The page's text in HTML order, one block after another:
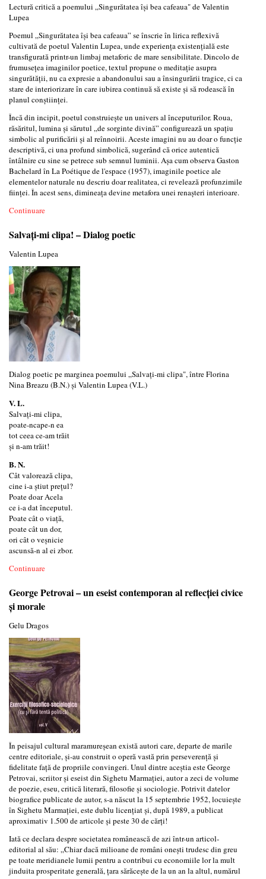
Lectură critică a poemului „Singurătatea își bea cafeaua" de Valentin
Lupea
Poemul „Singurătatea își bea cafeaua” se înscrie în lirica reflexivă
cultivată de poetul Valentin Lupea, unde experiența existențială este
transfigurată printr-un limbaj metaforic de mare sensibilitate. Dincolo de
frumusețea imaginilor poetice, textul propune o meditație asupra
singurătății, nu ca expresie a abandonului sau a însingurării tragice, ci ca
stare de interiorizare în care iubirea continuă să existe și să rodească în
planul conștiinței.
Încă din incipit, poetul construiește un univers al începuturilor. Roua,
răsăritul, lumina și sărutul „de sorginte divină” configurează un spațiu
simbolic al purificării și al reînnoirii. Aceste imagini nu au doar o funcție
descriptivă, ci una profund simbolică, sugerând că orice autentică
întâlnire cu sine se petrece sub semnul luminii. Așa cum observa Gaston
Bachelard în La Poétique de l'espace (1957), imaginile poetice ale
elementelor naturale nu descriu doar realitatea, ci revelează profunzimile
ființei. În acest sens, dimineața devine metafora unei renașteri interioare.
Continuare
Salvați-mi clipa! – Dialog poetic
Valentin Lupea
Dialog poetic pe marginea poemului „Salvați-mi clipa", între Florina
Nina Breazu (B.N.) și Valentin Lupea (V.L.)
V. L.
Salvați-mi clipa,
poate-ncape-n ea
tot ceea ce-am trăit
și n-am trăit!
B. N.
Cât valorează clipa,
cine i-a știut prețul?
Poate doar Acela
ce i-a dat începutul.
Poate cât o viață,
poate cât un dor,
ori cât o veșnicie
ascunsă-n al ei zbor.
Continuare
George Petrovai – un eseist contemporan al reflecției civice
și morale
Gelu Dragos
În peisajul cultural maramureșean există autori care, departe de marile
centre editoriale, și-au construit o operă vastă prin perseverență și
fidelitate față de propriile convingeri. Unul dintre aceștia este George
Petrovai, scriitor și eseist din Sighetu Marmației, autor a zeci de volume
de poezie, eseu, critică literară, filosofie și sociologie. Potrivit datelor
biografice publicate de autor, s-a născut la 15 septembrie 1952, locuiește
în Sighetu Marmației, este dublu licențiat și, după 1989, a publicat
aproximativ 1.500 de articole și peste 30 de cărți!
Iată ce declara despre societatea românească de azi într-un articol-
editorial al său: „Chiar dacă milioane de români onești trudesc din greu
pe toate meridianele lumii pentru a contribui cu economiile lor la mult
jinduita prosperitate generală, țara sărăcește de la un an la altul, numărul